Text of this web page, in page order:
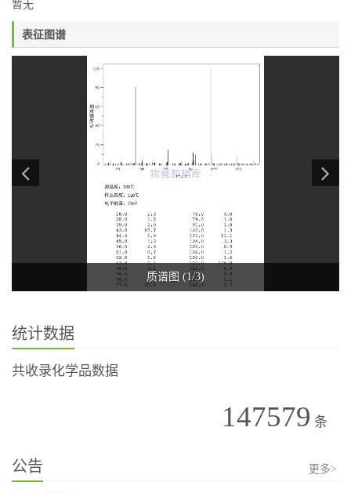
暂无
表征图谱
质谱图 (1/3)
统计数据
共收录化学品数据
147579 条
公告 更多>